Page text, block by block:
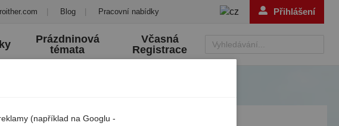
| Blog | Pracovní nabídky Přihlášení
Prázdninová
témata
Včasná
Registrace
Vyhledávání...
(například na Googlu -